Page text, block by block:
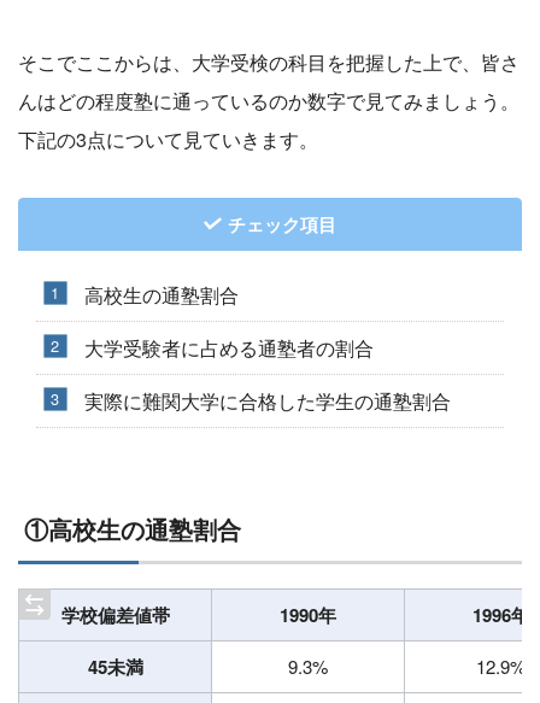
そこでここからは、大学受検の科目を把握した上で、皆さ
んはどの程度塾に通っているのか数字で見てみましょう。
下記の3点について見ていきます。
チェック項目
高校生の通塾割合
大学受験者に占める通塾者の割合
実際に難関大学に合格した学生の通塾割合
①高校生の通塾割合
学校偏差値帯 1990年
1996年
45未満
9.3% 12.9%